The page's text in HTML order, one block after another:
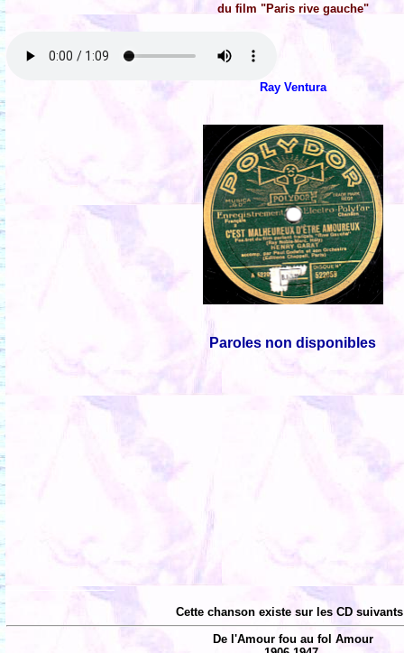
du film "Paris rive gauche"
Ray Ventura
Paroles non disponibles
Cette chanson existe sur les CD
De l'Amour fou au fol Amour